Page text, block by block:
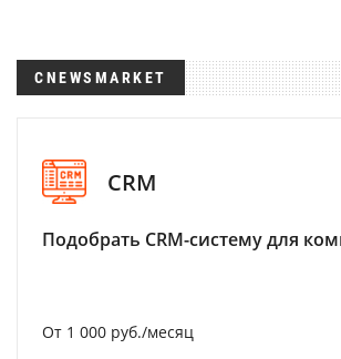
CNEWSMARKET
CRM
Подобрать CRM-систему для
От 1 000 руб./месяц